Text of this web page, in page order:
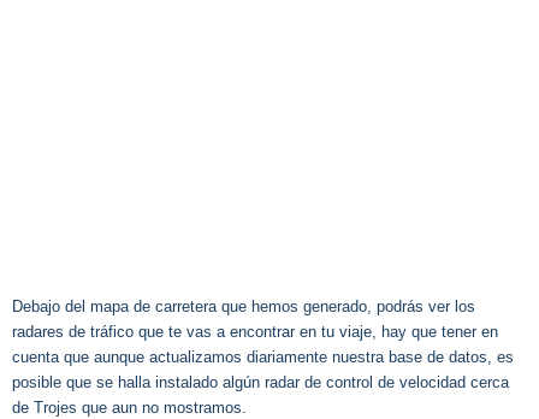
Debajo del mapa de carretera que hemos generado, podrás ver los
radares de tráfico que te vas a encontrar en tu viaje, hay que tener en
cuenta que aunque actualizamos diariamente nuestra base de datos, es
posible que se halla instalado algún radar de control de velocidad cerca
de Trojes que aun no mostramos.